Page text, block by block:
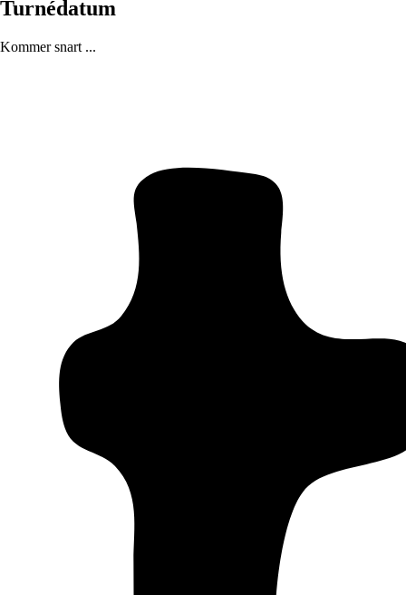
Turnédatum
Kommer snart ...